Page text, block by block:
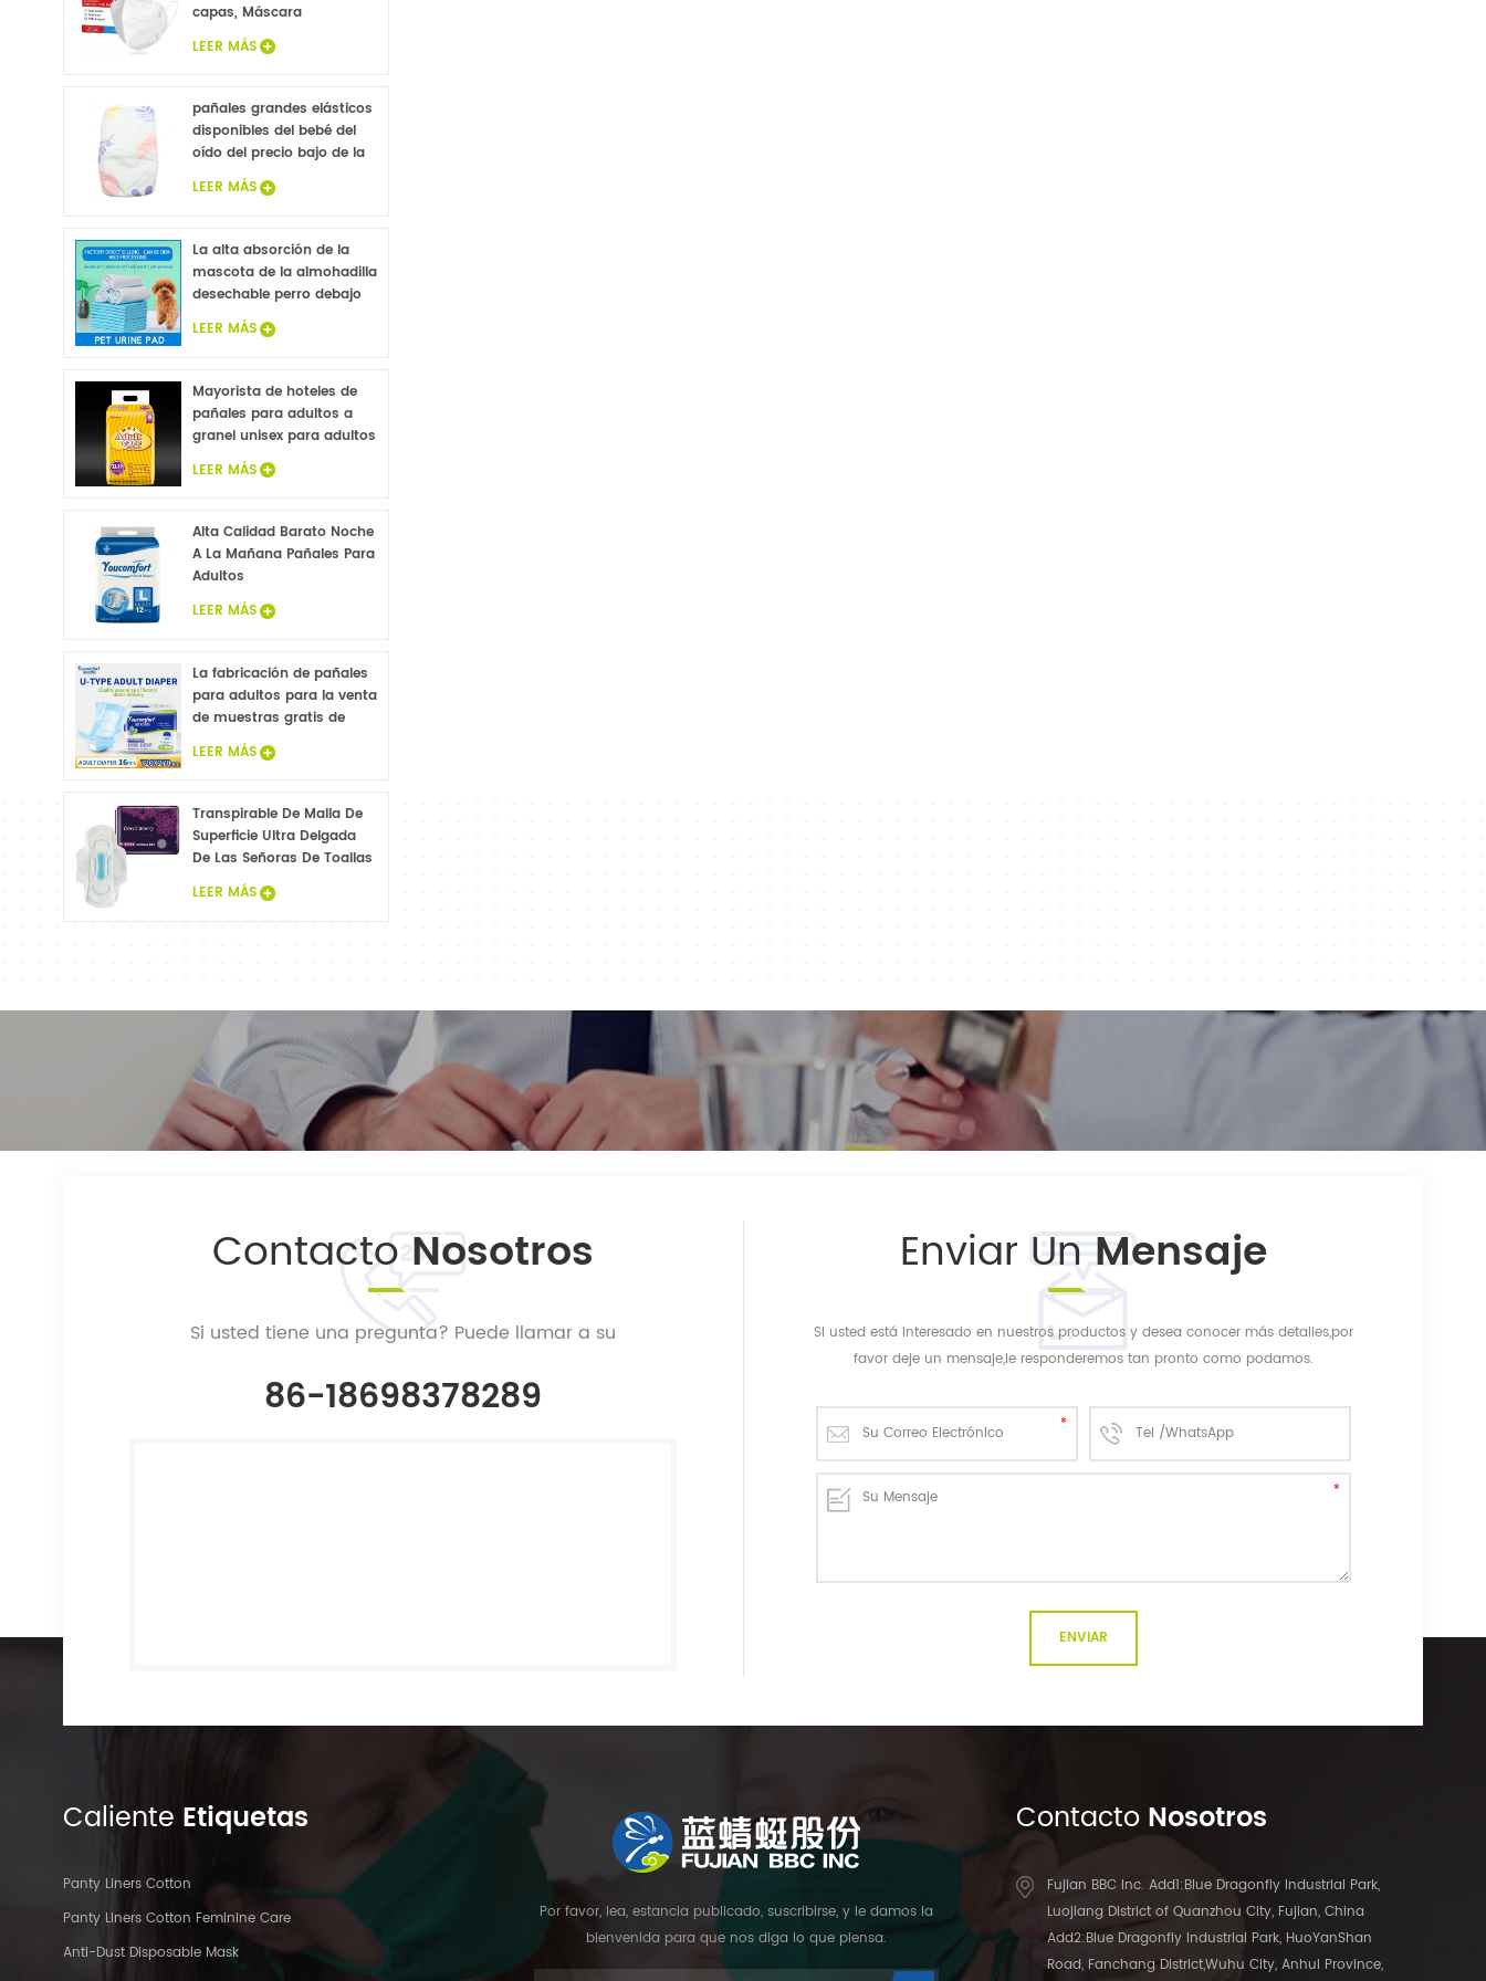
capas, Máscara
Protectora 20Pcs
LEER MÁS
pañales grandes elásticos
disponibles del bebé del
oído del precio bajo de la
venta caliente
LEER MÁS
La alta absorción de la
mascota de la almohadilla
desechable perro debajo
de la almohadilla de
celulosa fluff no tejido
cama de mayoreo
LEER MÁS
Mayorista de hoteles de
pañales para adultos a
granel unisex para adultos
pañales de la
incontinencia, pañales
gratis
LEER MÁS
Alta Calidad Barato Noche
A La Mañana Pañales Para
Adultos
LEER MÁS
La fabricación de pañales
para adultos para la venta
de muestras gratis de
pañales para adultos
fábrica en China
LEER MÁS
Transpirable De Malla De
Superficie Ultra Delgada
De Las Señoras De Toallas
Sanitarias
LEER MÁS
ContactoNosotros
Si usted tiene una pregunta? Puede llamar a su
86-18698378289
Enviar UnMensaje
Si usted está interesado en nuestros productos y desea conocer más detalles,por
favor deje un mensaje,le responderemos tan pronto como podamos.
Caliente Etiquetas
Panty Liners Cotton
Panty Liners Cotton Feminine Care
Anti-Dust Disposable Mask
Por favor, lea, estancia publicado, suscribirse, y le damos la
bienvenida para que nos diga lo que piensa.
Contacto Nosotros
Fujian BBC Inc. Add1:Blue Dragonfly Industrial Park,
Luojiang District of Quanzhou City, Fujian, China
Add2:Blue Dragonfly Industrial Park, HuoYanShan
Road, Fanchang District,Wuhu City, Anhui Province,